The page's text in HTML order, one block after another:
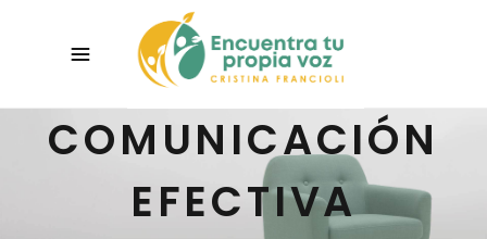
COMUNICACIÓN
EFECTIVA